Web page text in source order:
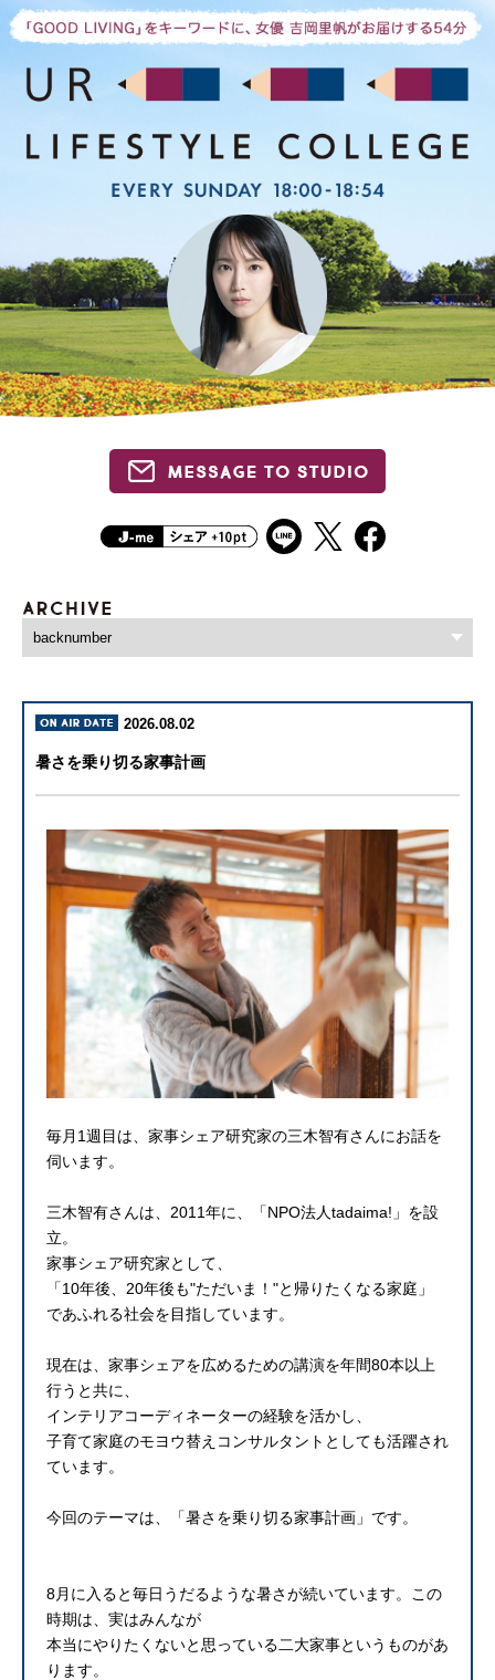
2026.08.02
暑さを乗り切る家事計画
毎月1週目は、家事シェア研究家の三木智有さんにお話を
伺います。
三木智有さんは、2011年に、「NPO法人tadaima!」を設
立。
家事シェア研究家として、
「10年後、20年後も"ただいま！"と帰りたくなる家庭」
であふれる社会を目指しています。
現在は、家事シェアを広めるための講演を年間80本以上
行うと共に、
インテリアコーディネーターの経験を活かし、
子育て家庭のモヨウ替えコンサルタントとしても活躍され
ています。
今回のテーマは、「暑さを乗り切る家事計画」です。
8月に入ると毎日うだるような暑さが続いています。この
時期は、実はみんなが
本当にやりたくないと思っている二大家事というものがあ
ります。